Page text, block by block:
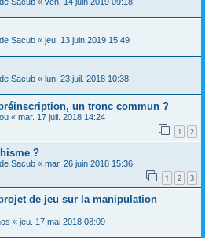
Sacub « jeu. 13 juin 2019 15:49
Sacub « lun. 23 juil. 2018 10:38
un tronc commun ?
« mar. 17 juil. 2018 14:24
1 2
?
Sacub « mar. 26 juin 2018 15:36
1 2 3
de jeu sur la manipulation
« jeu. 17 mai 2018 08:09